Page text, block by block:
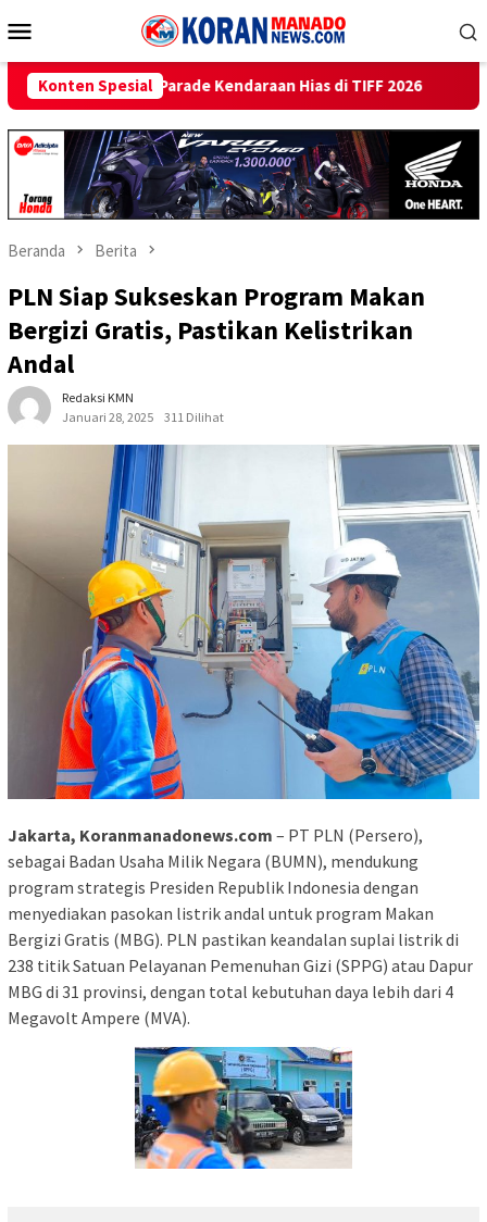
ke
Mobile
Konten Spesial
Kendaraan Hias di TIFF 2026 Beri Promo Hemat
Beranda Berita
PLN Siap Sukseskan Program Makan
Bergizi Gratis, Pastikan Kelistrikan
Andal
Redaksi KMN
Januari 28, 2025
311 Dilihat
Jakarta, Koranmanadonews.com – PT PLN (Persero),
sebagai Badan Usaha Milik Negara (BUMN), mendukung
program strategis Presiden Republik Indonesia dengan
menyediakan pasokan listrik andal untuk program Makan
Bergizi Gratis (MBG). PLN pastikan keandalan suplai listrik di
238 titik Satuan Pelayanan Pemenuhan Gizi (SPPG) atau Dapur
MBG di 31 provinsi, dengan total kebutuhan daya lebih dari 4
Megavolt Ampere (MVA).